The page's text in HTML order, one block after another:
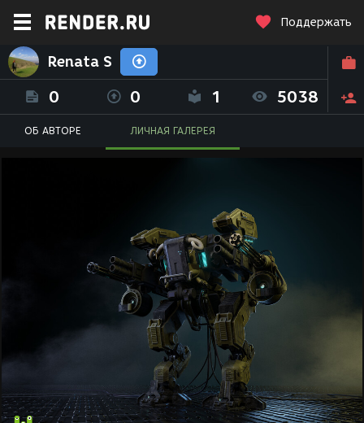
Поддержать
Renata S
0 0 1 5038
ОБ АВТОРЕ ЛИЧНАЯ ГАЛЕРЕЯ